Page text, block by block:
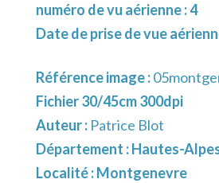
numéro de vu aérienne : 4
Date de prise de vue
Référence image :
Fichier 30/45cm 300dpi
Auteur : Patrice Blot
Département :Hautes-
Localité :Montgenevre